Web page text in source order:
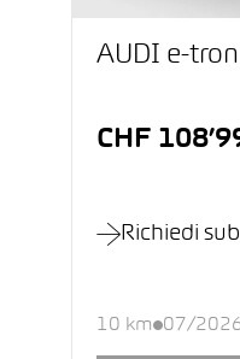
AUDI e-tron
CHF
Richiedi
10 km 07/